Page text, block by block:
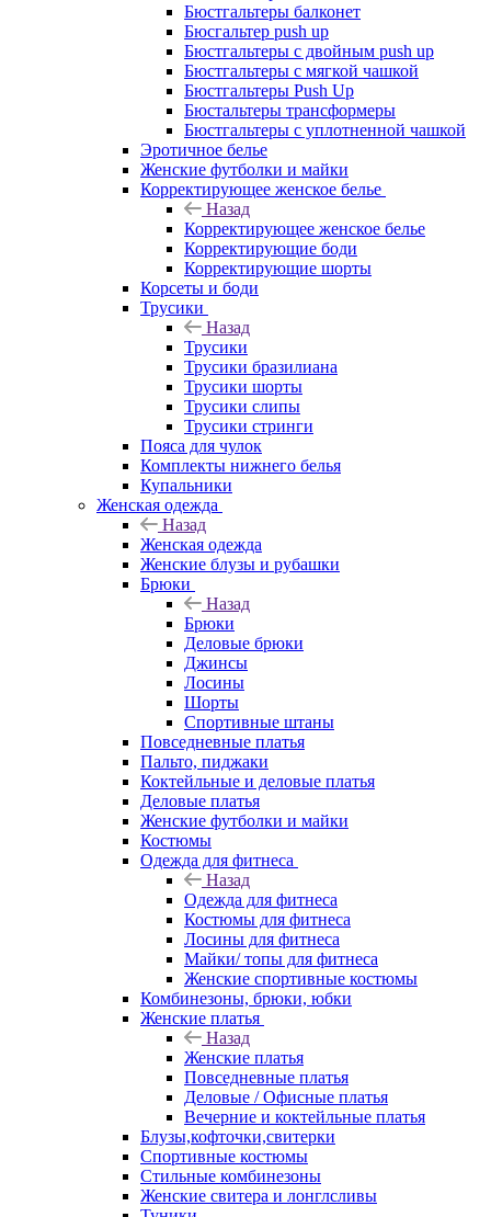
Бюстгальтеры балконет
Бюсгальтер push up
Бюстгальтеры с двойным push up
Бюстгальтеры с мягкой чашкой
Бюстгальтеры Push Up
Бюстальтеры трансформеры
Бюстгальтеры с уплотненной чашкой
Эротичное белье
Женские футболки и майки
Корректирующее женское белье
Назад
Корректирующее женское белье
Корректирующие боди
Корректирующие шорты
Корсеты и боди
Трусики
Назад
Трусики
Трусики бразилиана
Трусики шорты
Трусики слипы
Трусики стринги
Пояса для чулок
Комплекты нижнего белья
Купальники
Женская одежда
Назад
Женская одежда
Женские блузы и рубашки
Брюки
Назад
Брюки
Деловые брюки
Джинсы
Лосины
Шорты
Спортивные штаны
Повседневные платья
Пальто, пиджаки
Коктейльные и деловые платья
Деловые платья
Женские футболки и майки
Костюмы
Одежда для фитнеса
Назад
Одежда для фитнеса
Костюмы для фитнеса
Лосины для фитнеса
Майки/ топы для фитнеса
Женские спортивные костюмы
Комбинезоны, брюки, юбки
Женские платья
Назад
Женские платья
Повседневные платья
Деловые / Офисные платья
Вечерние и коктейльные платья
Блузы,кофточки,свитерки
Спортивные костюмы
Стильные комбинезоны
Женские свитера и лонглсливы